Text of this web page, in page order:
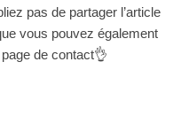
pas de partager l’article
vous pouvez également
de contact👌